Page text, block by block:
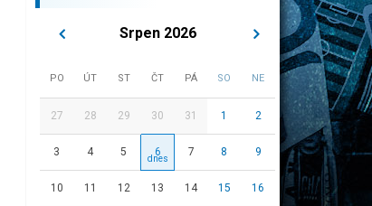
Srpen 2026
PO ÚT ST ČT PÁ SO NE
27 28 29 30 31 1 2
3 4 5 6 7 8 9
10 11 12 13 14 15 16